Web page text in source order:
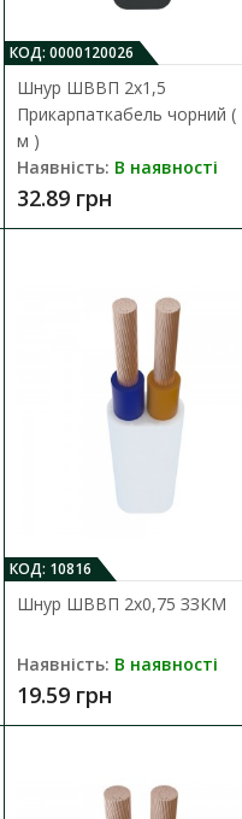
Шнур ШВВП 2х0,5
Наявність: В наявності
Провід марки ШВВП
побутових приладів,
13.16 грн
Шнур ШВВП 2х1,5
Наявність: В наявності
Провід марки ШВВП
побутових приладів,
32.89 грн
Наявність: В наявності
КОД: 0000120026
Шнур ШВВП 2х1,5
Прикарпаткабель чорний (
м )
Наявність: В наявності
32.89 грн
КОД: 10816
Шнур ШВВП 2х0,75 ЗЗКМ
Наявність: В наявності
19.59 грн